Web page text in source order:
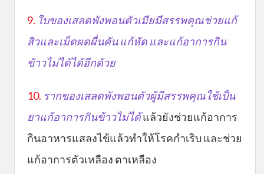
9. ใบของเสลดพังพอนตัวเมียมีสรรพคุณช่วยแก้
สิวและเม็ดผดผื่นคัน แก้หัด และแก้อาการกิน
ข้าวไม่ได้ได้อีกด้วย
10. รากของเสลดพังพอนตัวผู้มีสรรพคุณใช้เป็น
ยาแก้อาการกินข้าวไม่ได้แล้วยังช่วยแก้อาการ
กินอาหารแสลงไข้แล้วทำให้โรคกำเริบ และช่วย
แก้อาการตัวเหลือง ตาเหลือง